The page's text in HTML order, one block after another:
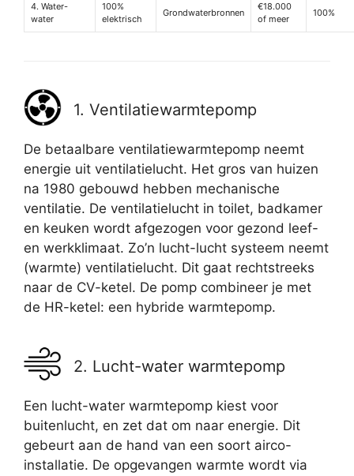
4. Water-
water
100%
elektrisch
Grondwaterbronnen
€18.000
of meer
100%
1. Ventilatiewarmtepomp
De betaalbare ventilatiewarmtepomp neemt
energie uit ventilatielucht. Het gros van huizen
na 1980 gebouwd hebben mechanische
ventilatie. De ventilatielucht in toilet, badkamer
en keuken wordt afgezogen voor gezond leef-
en werkklimaat. Zo’n lucht-lucht systeem neemt
(warmte) ventilatielucht. Dit gaat rechtstreeks
naar de CV-ketel. De pomp combineer je met
de HR-ketel: een hybride warmtepomp.
2. Lucht-water warmtepomp
Een lucht-water warmtepomp kiest voor
buitenlucht, en zet dat om naar energie. Dit
gebeurt aan de hand van een soort airco-
installatie. De opgevangen warmte wordt via